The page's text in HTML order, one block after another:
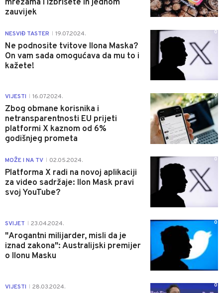
mrežama i izbrišete ih jednom
zauvijek
NESVIĐ TASTER 19.07.2024.
Ne podnosite tvitove Ilona Maska?
On vam sada omogućava da mu to i
kažete!
0
VIJESTI 16.07.2024.
Zbog obmane korisnika i
netransparentnosti EU prijeti
platformi X kaznom od 6%
godišnjeg prometa
0
MOŽE I NA TV 02.05.2024.
Platforma X radi na novoj aplikaciji
za video sadržaje: Ilon Mask pravi
svoj YouTube?
0
SVIJET 23.04.2024.
"Arogantni milijarder, misli da je
iznad zakona": Australijski premijer
o Ilonu Masku
0
VIJESTI 28.03.2024. 0